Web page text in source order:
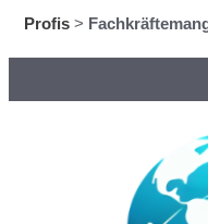
Profis>